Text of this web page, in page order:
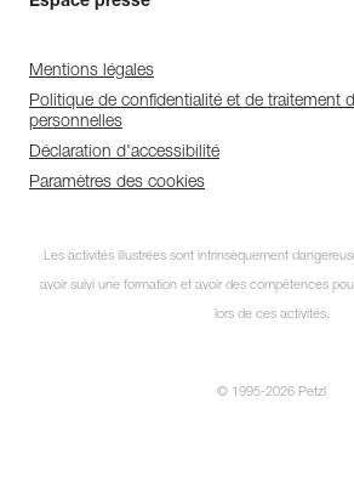
Mentions légales
Politique de confidentialité et de traitement
personnelles
Déclaration d'accessibilité
Paramètres des cookies
Les activités illustrées sont intrinsèquement
avoir suivi une formation et avoir des compétences
lors de ces activités.
© 1995-2026 Petzl